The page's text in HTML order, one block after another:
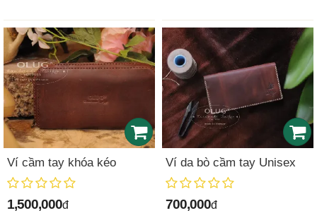
Ví cầm tay khóa kéo
1,500,000đ
Ví da bò cầm tay Unisex
700,000đ